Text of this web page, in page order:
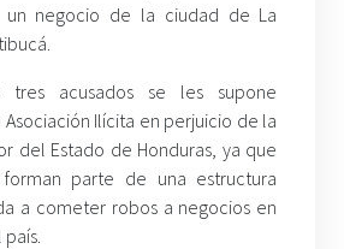
un negocio de la ciudad de La
tres acusados se les supone
Ilícita en perjuicio de la
del Estado de Honduras, ya que
forman parte de una estructura
a cometer robos a negocios en